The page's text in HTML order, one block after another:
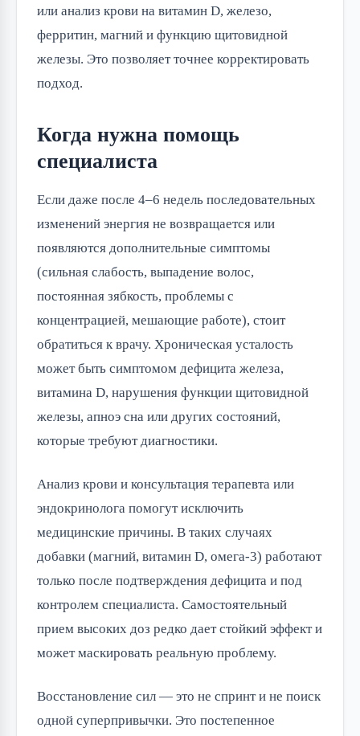
или анализ крови на витамин D, железо,
ферритин, магний и функцию щитовидной
железы. Это позволяет точнее корректировать
подход.
Когда нужна помощь
специалиста
Если даже после 4–6 недель последовательных
изменений энергия не возвращается или
появляются дополнительные симптомы
(сильная слабость, выпадение волос,
постоянная зябкость, проблемы с
концентрацией, мешающие работе), стоит
обратиться к врачу. Хроническая усталость
может быть симптомом дефицита железа,
витамина D, нарушения функции щитовидной
железы, апноэ сна или других состояний,
которые требуют диагностики.
Анализ крови и консультация терапевта или
эндокринолога помогут исключить
медицинские причины. В таких случаях
добавки (магний, витамин D, омега-3) работают
только после подтверждения дефицита и под
контролем специалиста. Самостоятельный
прием высоких доз редко дает стойкий эффект и
может маскировать реальную проблему.
Восстановление сил — это не спринт и не поиск
одной суперпривычки. Это постепенное